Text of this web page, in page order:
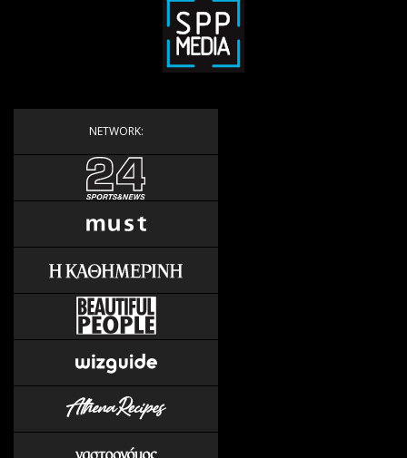
NETWORK: